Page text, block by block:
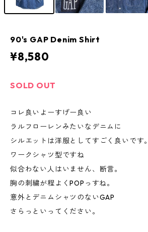
90's GAP Denim Shirt
¥8,580
SOLD OUT
コレ良いよーすげー良い
ラルフローレンみたいなデニムに
シルエットは洋服としてすごく良いです。
ワークシャツ型ですね
似合わない人はいません、断言。
胸の刺繍が程よくPOPっすね。
意外とデニムシャツのないGAP
さらっといってください。